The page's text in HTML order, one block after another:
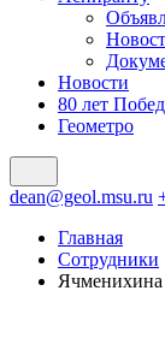
Новости
80 лет
Геометро
dean@geol.msu.ru
Главная
Сотрудники